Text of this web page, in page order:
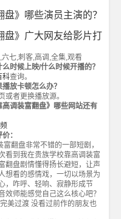
盘》哪些演员主演的？
盘》广大网友给影片打
七,刺客,高调,全集,观看
时候上映/什么时候开播的？
科查询。
放卡顿怎么办？
或者更换播放源。
调装富翻盘》哪些网站还有
：
翻盘非常不错的一部短剧，
看到我在贵族学校靠高调装富
翻盘剧情懂得扬长避短，让声
想看的感情戏，一切以场景为
，咋呼、轻响、寂静形成节
师能感觉自己这么核心吧？
美过渡 没看过前作的朋友也